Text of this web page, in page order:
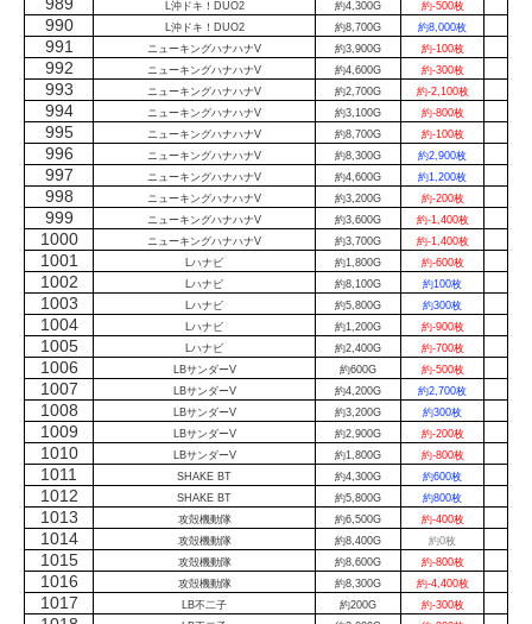
L沖ドキ！DUO2 約4,300G 約-500枚
990 L沖ドキ！DUO2 約8,700G 約8,000枚
991 ニューキングハナハナV 約3,900G 約-100枚
992 ニューキングハナハナV 約4,600G 約-300枚
993 ニューキングハナハナV 約2,700G 約-2,100枚
994 ニューキングハナハナV 約3,100G 約-800枚
995 ニューキングハナハナV 約8,700G 約-100枚
996 ニューキングハナハナV 約8,300G 約2,900枚
997 ニューキングハナハナV 約4,600G 約1,200枚
998 ニューキングハナハナV 約3,200G 約-200枚
999 ニューキングハナハナV 約3,600G 約-1,400枚
1000 ニューキングハナハナV 約3,700G 約-1,400枚
1001 Lハナビ 約1,800G 約-600枚
1002 Lハナビ 約8,100G 約100枚
1003 Lハナビ 約5,800G 約300枚
1004 Lハナビ 約1,200G 約-900枚
1005 Lハナビ 約2,400G 約-700枚
1006 LBサンダーV 約600G 約-500枚
1007 LBサンダーV 約4,200G 約2,700枚
1008 LBサンダーV 約3,200G 約300枚
1009 LBサンダーV 約2,900G 約-200枚
1010 LBサンダーV 約1,800G 約-800枚
1011 SHAKE BT 約4,300G 約600枚
1012 SHAKE BT 約5,800G 約800枚
1013 攻殻機動隊 約6,500G 約-400枚
1014 攻殻機動隊 約8,400G 約0枚
1015 攻殻機動隊 約8,600G 約-800枚
1016 攻殻機動隊 約8,300G 約-4,400枚
1017 LB不二子 約200G 約-300枚